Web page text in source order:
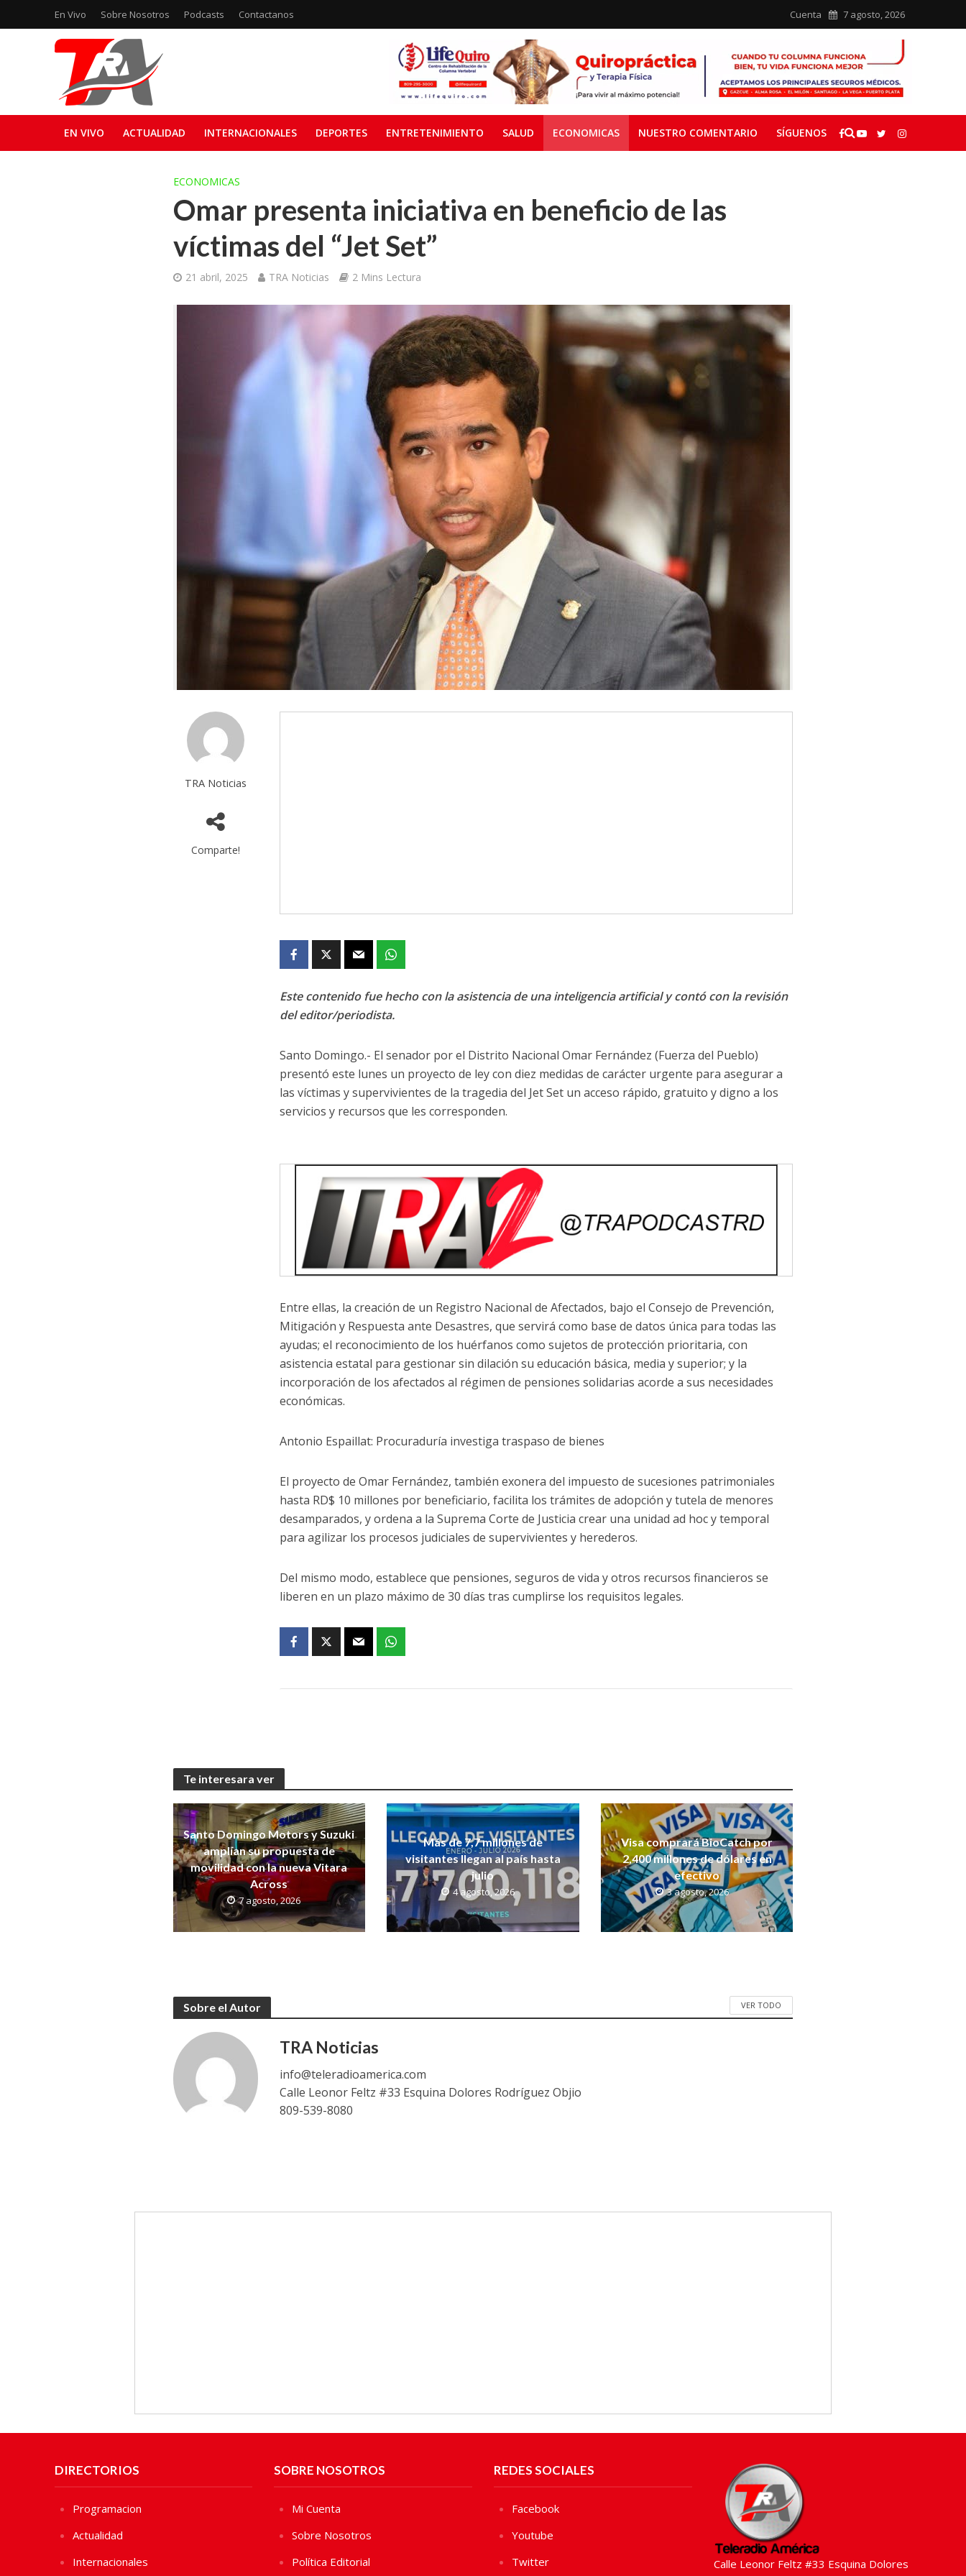
En Vivo Sobre Nosotros Podcasts Contactanos Cuenta 7 agosto, 2026
EN VIVO ACTUALIDAD INTERNACIONALES DEPORTES ENTRETENIMIENTO SALUD ECONOMICAS NUESTRO COMENTARIO SÍGUENOS
ECONOMICAS
Omar presenta iniciativa en beneficio de las
víctimas del “Jet Set”
21 abril, 2025 TRA Noticias 2 Mins Lectura
TRA Noticias
Comparte!
Este contenido fue hecho con la asistencia de una inteligencia artificial y contó con la revisión
del editor/periodista.
Santo Domingo.- El senador por el Distrito Nacional Omar Fernández (Fuerza del Pueblo)
presentó este lunes un proyecto de ley con diez medidas de carácter urgente para asegurar a
las víctimas y supervivientes de la tragedia del Jet Set un acceso rápido, gratuito y digno a los
servicios y recursos que les corresponden.
Entre ellas, la creación de un Registro Nacional de Afectados, bajo el Consejo de Prevención,
Mitigación y Respuesta ante Desastres, que servirá como base de datos única para todas las
ayudas; el reconocimiento de los huérfanos como sujetos de protección prioritaria, con
asistencia estatal para gestionar sin dilación su educación básica, media y superior; y la
incorporación de los afectados al régimen de pensiones solidarias acorde a sus necesidades
económicas.
Antonio Espaillat: Procuraduría investiga traspaso de bienes
El proyecto de Omar Fernández, también exonera del impuesto de sucesiones patrimoniales
hasta RD$ 10 millones por beneficiario, facilita los trámites de adopción y tutela de menores
desamparados, y ordena a la Suprema Corte de Justicia crear una unidad ad hoc y temporal
para agilizar los procesos judiciales de supervivientes y herederos.
Del mismo modo, establece que pensiones, seguros de vida y otros recursos financieros se
liberen en un plazo máximo de 30 días tras cumplirse los requisitos legales.
Te interesara ver
Santo Domingo Motors y Suzuki
amplían su propuesta de
movilidad con la nueva Vitara
Across
7 agosto, 2026
Más de 7,7 millones de
visitantes llegan al país hasta
julio
4 agosto, 2026
Visa comprará BioCatch por
2,400 millones de dólares en
efectivo
3 agosto, 2026
Sobre el Autor VER TODO
TRA Noticias
info@teleradioamerica.com
Calle Leonor Feltz #33 Esquina Dolores Rodríguez Objio
809-539-8080
DIRECTORIOS
Programacion
Actualidad
Internacionales
SOBRE NOSOTROS
Mi Cuenta
Sobre Nosotros
Política Editorial
REDES SOCIALES
Facebook
Youtube
Twitter
Calle Leonor Feltz #33 Esquina Dolores